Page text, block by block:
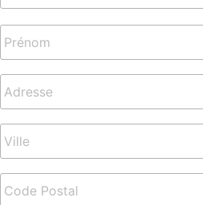
Adresse *